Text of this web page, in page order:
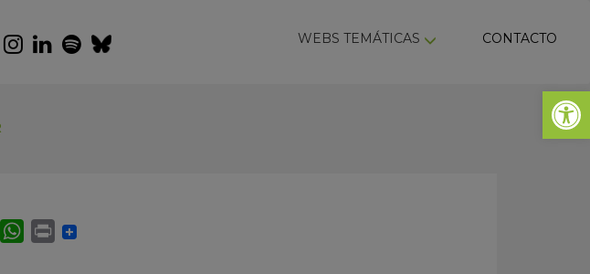
Abrir
Instagram
LinkedIn
Spotify
Bluesky WEBS TEMÁTICAS CONTACTO